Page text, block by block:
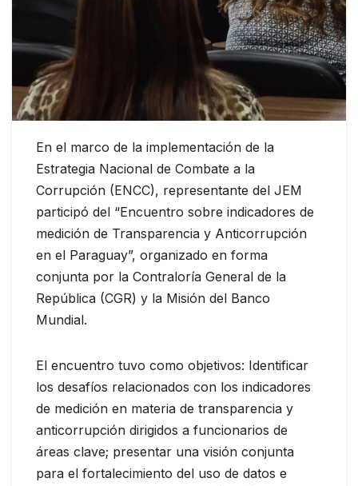
En el marco de la implementación de la
Estrategia Nacional de Combate a la
Corrupción (ENCC), representante del JEM
participó del “Encuentro sobre indicadores de
medición de Transparencia y Anticorrupción
en el Paraguay”, organizado en forma
conjunta por la Contraloría General de la
República (CGR) y la Misión del Banco
Mundial.
El encuentro tuvo como objetivos: Identificar
los desafíos relacionados con los indicadores
de medición en materia de transparencia y
anticorrupción dirigidos a funcionarios de
áreas clave; presentar una visión conjunta
para el fortalecimiento del uso de datos e